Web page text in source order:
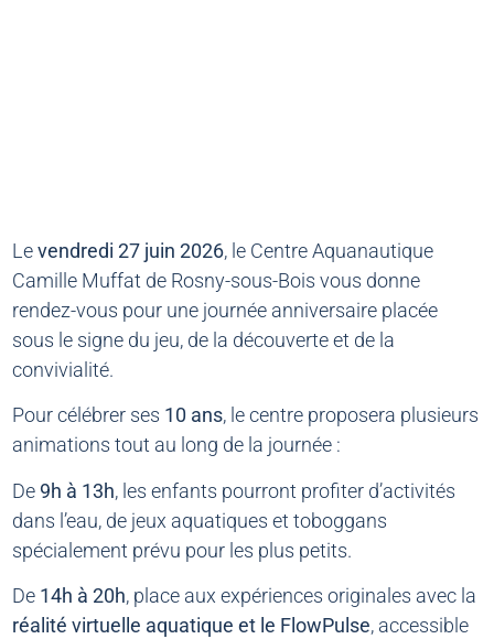
Levendredi 27 juin 2026, le Centre Aquanautique
Camille Muffat de Rosny-sous-Bois vous donne
rendez-vous pour une journée anniversaire placée
sous le signe du jeu, de la découverte et de la
convivialité.
Pour célébrer ses 10 ans, le centre proposera plusieurs
animations tout au long de la journée :
De 9h à 13h, les enfants pourront profiter d’activités
dans l’eau, de jeux aquatiques et toboggans
spécialement prévu pour les plus petits.
De 14h à 20h, place aux expériences originales avec la
réalité virtuelle aquatique et le FlowPulse, accessible